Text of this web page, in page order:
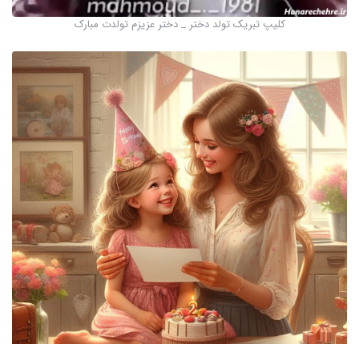
کلیپ تبریک تولد دختر _ دختر عزیزم تولدت مبارک